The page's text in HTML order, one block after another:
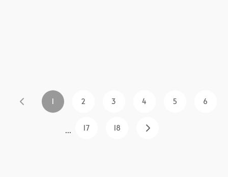
1 2 3 4 5 6
... 17 18